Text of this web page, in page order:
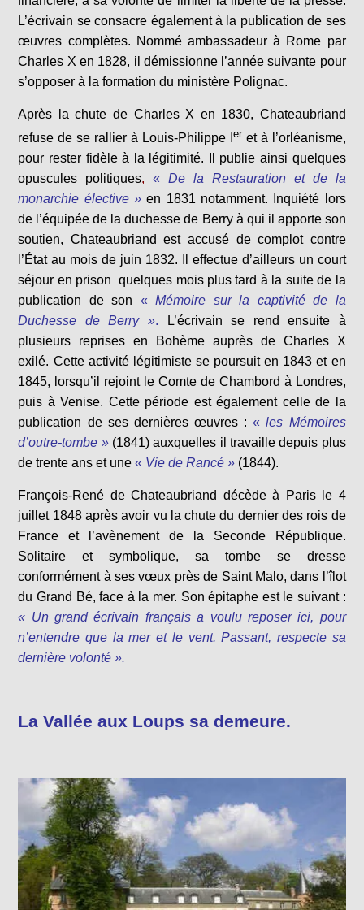
L’écrivain se consacre également à la publication de ses
œuvres complètes. Nommé ambassadeur à Rome par
Charles X en 1828, il démissionne l’année suivante pour
s’opposer à la formation du ministère Polignac.
Après la chute de Charles X en 1830, Chateaubriand
refuse de se rallier à Louis-Philippe I er et à l’orléanisme,
pour rester fidèle à la légitimité. Il publie ainsi quelques
opuscules politiques,«De la Restauration et de la
monarchie élective » en 1831 notamment. Inquiété lors
de l’équipée de la duchesse de Berry à qui il apporte son
soutien, Chateaubriand est accusé de complot contre
l’État au mois de juin 1832. Il effectue d’ailleurs un court
séjour en prison quelques mois plus tard à la suite de la
publication de son «Mémoire sur la captivité de la
Duchesse de Berry ». L’écrivain se rend ensuite à
plusieurs reprises en Bohème auprès de Charles X
exilé. Cette activité légitimiste se poursuit en 1843 et en
1845, lorsqu’il rejoint le Comte de Chambord à Londres,
puis à Venise. Cette période est également celle de la
publication de ses dernières œuvres :«les Mémoires
d’outre-tombe » (1841) auxquelles il travaille depuis plus
de trente ans et une« Vie de Rancé » (1844).
François-René de Chateaubriand décède à Paris le 4
juillet 1848 après avoir vu la chute du dernier des rois de
France et l’avènement de la Seconde République.
Solitaire et symbolique, sa tombe se dresse
conformément à ses vœux près de Saint Malo, dans l’îlot
du Grand Bé, face à la mer. Son épitaphe est le suivant :
« Un grand écrivain français a voulu reposer ici, pour
n’entendre que la mer et le vent. Passant, respecte sa
dernière volonté ».
La Vallée aux Loups sa demeure.